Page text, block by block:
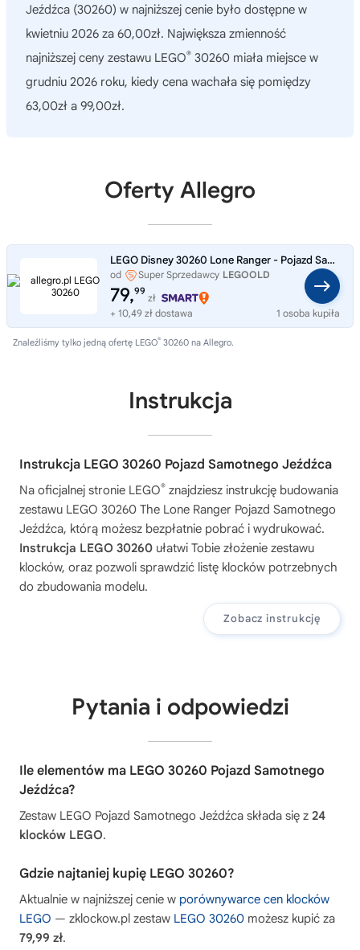
Jeźdźca (30260) w najniższej cenie było dostępne w
kwietniu 2026 za 60,00zł. Największa zmienność
najniższej ceny zestawu LEGO® 30260 miała miejsce w
grudniu 2026 roku, kiedy cena wachała się pomiędzy
63,00zł a 99,00zł.
Oferty Allegro
LEGO Disney 30260 Lone Ranger - Pojazd Samotnego Jeźdźca NOWY UNIKAT
od Super Sprzedawcy LEGOOLD
79,99
zł
+ 10,49 zł dostawa
1 osoba kupiła
Znaleźliśmy tylko jedną ofertę LEGO® 30260 na Allegro.
Instrukcja
Instrukcja LEGO 30260 Pojazd Samotnego Jeźdźca
Na oficjalnej stronie LEGO® znajdziesz instrukcję budowania
zestawu LEGO 30260 The Lone Ranger Pojazd Samotnego
Jeźdźca, którą możesz bezpłatnie pobrać i wydrukować.
Instrukcja LEGO 30260 ułatwi Tobie złożenie zestawu
klocków, oraz pozwoli sprawdzić listę klocków potrzebnych
do zbudowania modelu.
Zobacz instrukcję
Pytania i odpowiedzi
Ile elementów ma LEGO 30260 Pojazd Samotnego
Jeźdźca?
Zestaw LEGO Pojazd Samotnego Jeźdźca składa się z 24
klocków LEGO.
Gdzie najtaniej kupię LEGO 30260?
Aktualnie w najniższej cenie w porównywarce cen klocków
LEGO — zklockow.pl zestaw LEGO 30260 możesz kupić za
79,99 zł.